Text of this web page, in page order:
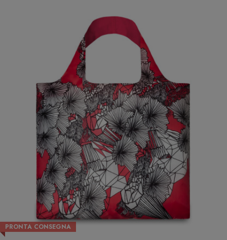
PRONTA CONSEGNA